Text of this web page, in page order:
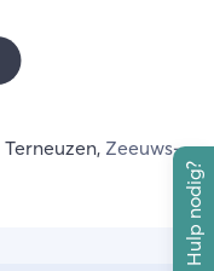
Hulp nodig?
Terneuzen, Zeeuws-